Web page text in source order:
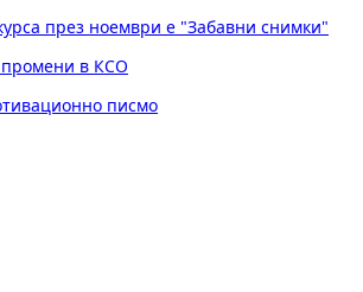
през ноември е "Забавни снимки"
в КСО
писмо